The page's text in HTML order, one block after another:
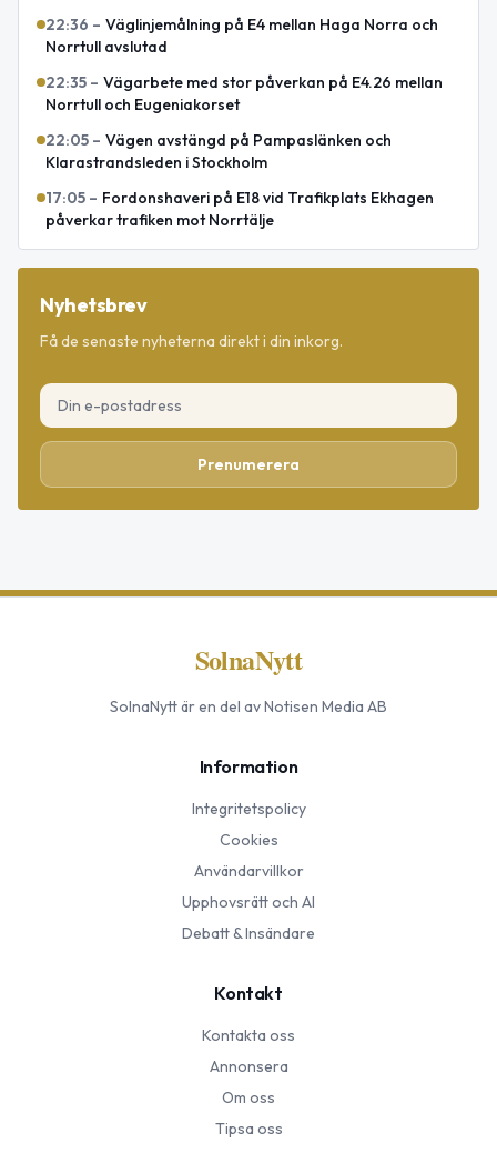
22:36 – Väglinjemålning på E4 mellan Haga Norra och
Norrtull avslutad
22:35 – Vägarbete med stor påverkan på E4.26 mellan
Norrtull och Eugeniakorset
22:05 – Vägen avstängd på Pampaslänken och
Klarastrandsleden i Stockholm
17:05 – Fordonshaveri på E18 vid Trafikplats Ekhagen
påverkar trafiken mot Norrtälje
Nyhetsbrev
Få de senaste nyheterna direkt i din inkorg.
Prenumerera
SolnaNytt
SolnaNyttär en del av Notisen Media AB
Information
Integritetspolicy
Cookies
Användarvillkor
Upphovsrätt och AI
Debatt & Insändare
Kontakt
Kontakta oss
Annonsera
Om oss
Tipsa oss